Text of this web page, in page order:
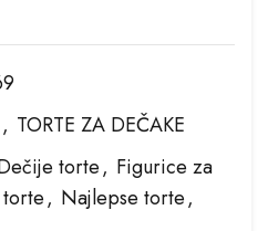
, TORTE ZA DEČAKE
torte, Figurice za
, Najlepse torte,